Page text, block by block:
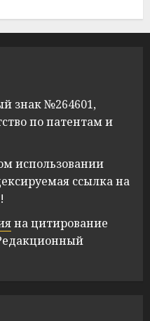
знак №264601,
по патентам и
использовании
ссылка на
на цитирование